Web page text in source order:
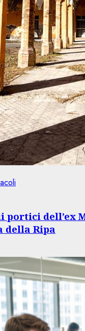
portici dell’ex
della Ripa